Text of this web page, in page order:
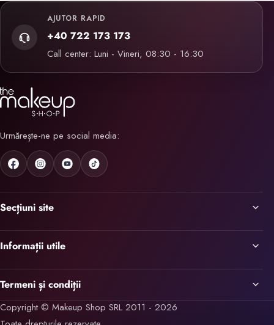
AJUTOR RAPID
+40 722 173 173
Call center: Luni - Vineri, 08:30 - 16:30
Urmărește-ne pe social media:
Secțiuni site
Informații utile
Termeni și condiții
Copyright © Makeup Shop SRL 2011 - 2026